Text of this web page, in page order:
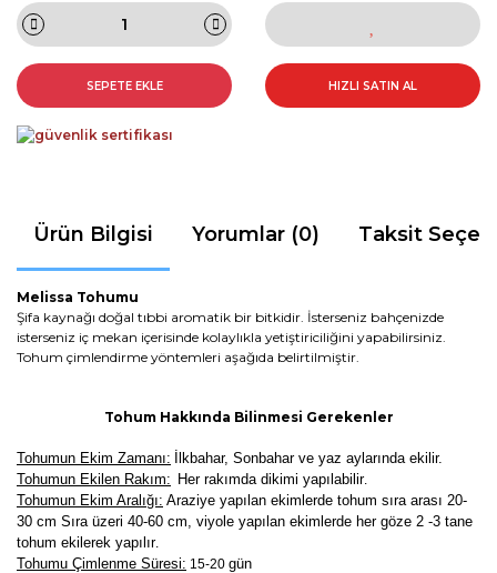
SEPETE EKLE HIZLI SATIN AL
Ürün Bilgisi Yorumlar (0) Taksit
Melissa Tohumu
Şifa kaynağı doğal tıbbi aromatik bir bitkidir. İsterseniz bahçenizde
isterseniz iç mekan içerisinde kolaylıkla yetiştiriciliğini yapabilirsiniz.
Tohum çimlendirme yöntemleri aşağıda belirtilmiştir.
Tohum Hakkında Bilinmesi Gerekenler
Tohumun Ekim Zamanı:
İlkbahar, Sonbahar ve yaz aylarında ekilir.
Tohumun Ekilen Rakım: Her rakımda dikimi yapılabilir.
Tohumun Ekim Aralığı: Araziye yapılan ekimlerde tohum sıra arası 20-
30 cm Sıra üzeri 40-60 cm, viyole yapılan ekimlerde her göze 2 -3 tane
tohum ekilerek yapılır.
Tohumu Çimlenme Süresi: 15-20 gün